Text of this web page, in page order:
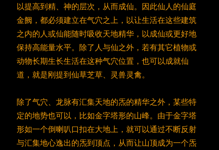
以提高到精、神的层次，从而成仙。因此仙人的仙庭
金阙，都必须建立在气穴之上，以让生活在这些建筑
之内的人或仙能随时吸收天地精华，以成仙或更好地
保持高能量水平。除了人与仙之外，若有其它植物或
动物长期生长生活在这种气穴位置，也可以成就仙
道，就是刚提到仙草芝草、灵兽灵禽。
除了气穴、龙脉有汇集天地的炁的精华之外，某些特
定的地势也可以，比如金字塔形的山峰。由于金字塔
形如一个倒喇叭口扣在大地上，就可以通过不断反射
与汇集地心逸出的炁到顶点，从而让山顶成为一个炁